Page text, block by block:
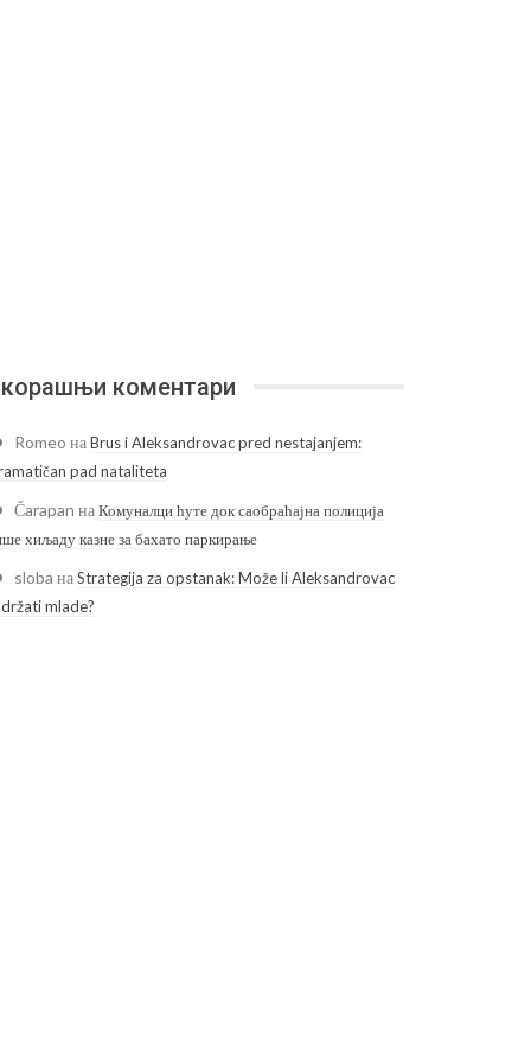
коментари
Romeo наBrus i Aleksandrovac pred nestajanjem:
pad nataliteta
Čarapan наКомуналци ћуте док саобраћајна полиција
хиљаду казне за бахато паркирање
sloba наStrategija za opstanak: Može li Aleksandrovac
mlade?